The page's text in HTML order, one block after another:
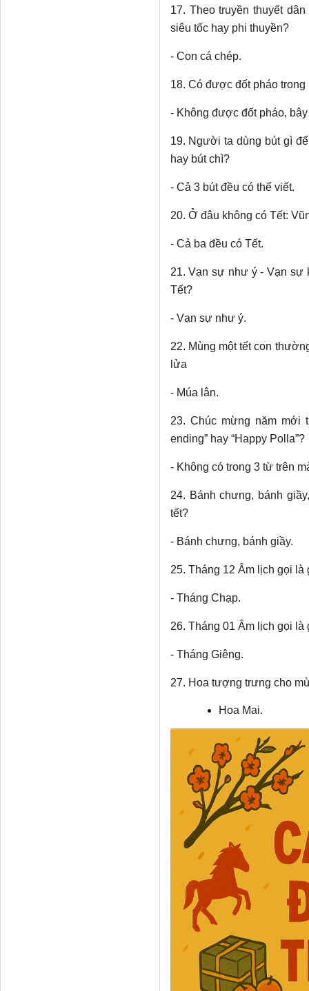
17. Theo truyền thuyết
siêu tốc hay phi thuyền?
- Con cá chép.
18. Có được đốt pháo trong
- Không được đốt pháo,
19. Người ta dùng bút gì
hay bút chì?
- Cả 3 bút đều có thể viết.
20. Ở đâu không có Tết:
- Cả ba đều có Tết.
21. Vạn sự như ý - Vạn sự
Tết?
- Vạn sự như ý.
22. Mùng một tết con
lửa
- Múa lân.
23. Chúc mừng năm mới
ending” hay “Happy Polla”?
- Không có trong 3 từ trên
24. Bánh chưng, bánh
tết?
- Bánh chưng, bánh giầy.
25. Tháng 12 Âm lịch gọi là
- Tháng Chạp.
26. Tháng 01 Âm lịch gọi là
- Tháng Giêng.
27. Hoa tượng trưng cho
Hoa Mai.